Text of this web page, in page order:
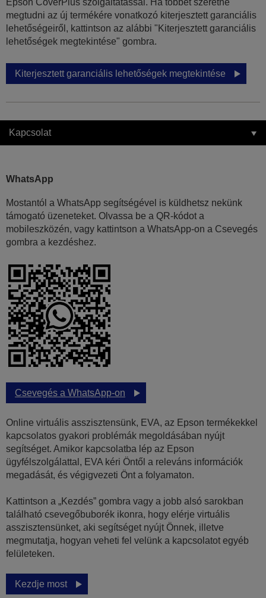
Epson CoverPlus szolgáltatással. Ha többet szeretne
megtudni az új termékére vonatkozó kiterjesztett garanciális
lehetőségeiről, kattintson az alábbi "Kiterjesztett garanciális
lehetőségek megtekintése" gombra.
Kiterjesztett garanciális lehetőségek megtekintése
Kapcsolat
WhatsApp
Mostantól a WhatsApp segítségével is küldhetsz nekünk
támogató üzeneteket. Olvassa be a QR-kódot a
mobileszközén, vagy kattintson a WhatsApp-on a Csevegés
gombra a kezdéshez.
Csevegés a WhatsApp-on
Online virtuális asszisztensünk, EVA, az Epson termékekkel
kapcsolatos gyakori problémák megoldásában nyújt
segítséget. Amikor kapcsolatba lép az Epson
ügyfélszolgálattal, EVA kéri Öntől a releváns információk
megadását, és végigvezeti Önt a folyamaton.
Kattintson a „Kezdés” gombra vagy a jobb alsó sarokban
található csevegőbuborék ikonra, hogy elérje virtuális
asszisztensünket, aki segítséget nyújt Önnek, illetve
megmutatja, hogyan veheti fel velünk a kapcsolatot egyéb
felületeken.
Kezdje most